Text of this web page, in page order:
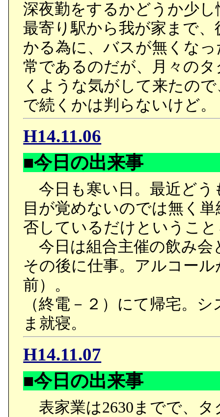
深夜勤をするかどうか少
最寄り駅から我が家まで
かる為に、バスが無くな
常であるのだが、月々の
くような気がして来たの
で続くかは判らないけど。
H14.11.06
■今日の出来事
今日も寒い日。最近どう
目が覚めないのでは無く
否しているだけというこ
今日は組合主催の飲み会
その後に仕事。アルコー
前）。
（終電－２）にて帰宅。
ま就寝。
H14.11.07
■今日の出来事
表家業は2630までで、タ